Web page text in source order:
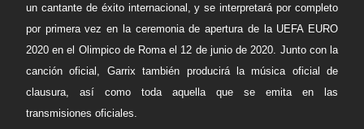
un cantante de éxito internacional, y se interpretará por completo
por primera vez en la ceremonia de apertura de la UEFA EURO
2020 en el Olimpico de Roma el 12 de junio de 2020 . Junto con la
canción oficial, Garrix también producirá la música oficial de
clausura, así como toda aquella que se emita en las
transmisiones oficiales.